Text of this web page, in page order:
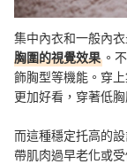
集中內衣和一般內
胸圍的視覺效果 。
飾胸型等機能。穿
更加好看，穿著低
而這種穩定托高的
帶肌肉過早老化或